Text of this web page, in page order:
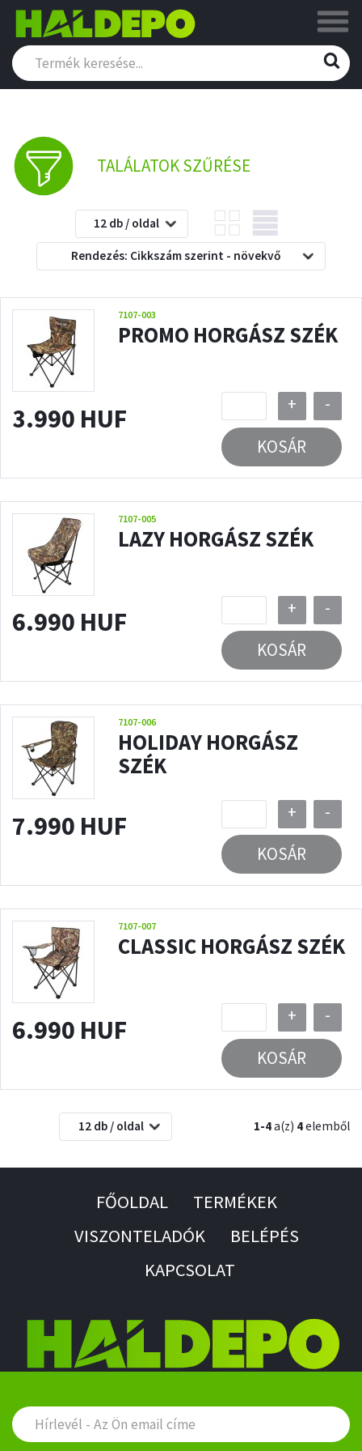
TALÁLATOK SZŰRÉSE
12 db / oldal
Rendezés: Cikkszám szerint - növekvő
7107-003
PROMO HORGÁSZ SZÉK
3.990 HUF +
-
KOSÁR
7107-005
LAZY HORGÁSZ SZÉK
6.990 HUF +
-
KOSÁR
7107-006
HOLIDAY HORGÁSZ
SZÉK
7.990 HUF +
-
KOSÁR
7107-007
CLASSIC HORGÁSZ SZÉK
6.990 HUF +
-
KOSÁR
12 db / oldal 1-4a(z) 4elemből
FŐOLDAL
TERMÉKEK
VISZONTELADÓK
BELÉPÉS
KAPCSOLAT